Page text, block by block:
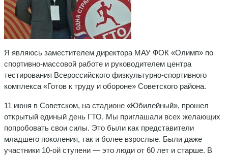
Я являюсь заместителем директора МАУ ФОК «Олимп» по
спортивно-массовой работе и руководителем центра
тестирования Всероссийского физкультурно-спортивного
комплекса «Готов к труду и обороне» Советского района.
11 июня в Советском, на стадионе «Юбилейный», прошел
открытый единый день ГТО. Мы приглашали всех желающих
попробовать свои силы. Это были как представители
младшего поколения, так и более взрослые. Были даже
участники 10-ой ступени — это люди от 60 лет и старше. В